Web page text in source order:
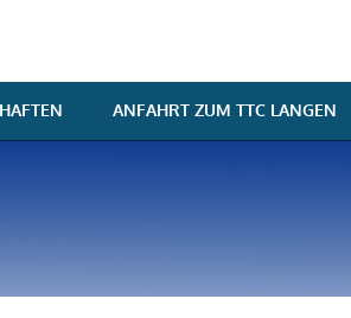
ANFAHRT ZUM TTC LANGEN